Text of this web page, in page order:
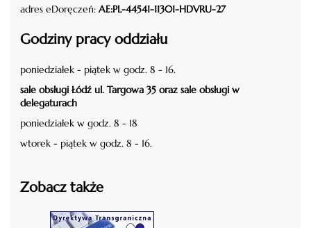
adres eDoręczeń: AE:PL-44541-11301-HDVRU-27
Godziny pracy oddziału
poniedziałek - piątek w godz. 8 - 16.
sale obsługi Łódź ul. Targowa 35 oraz sale obsługi w
delegaturach
poniedziałek w godz. 8 - 18
wtorek - piątek w godz. 8 - 16.
Zobacz także